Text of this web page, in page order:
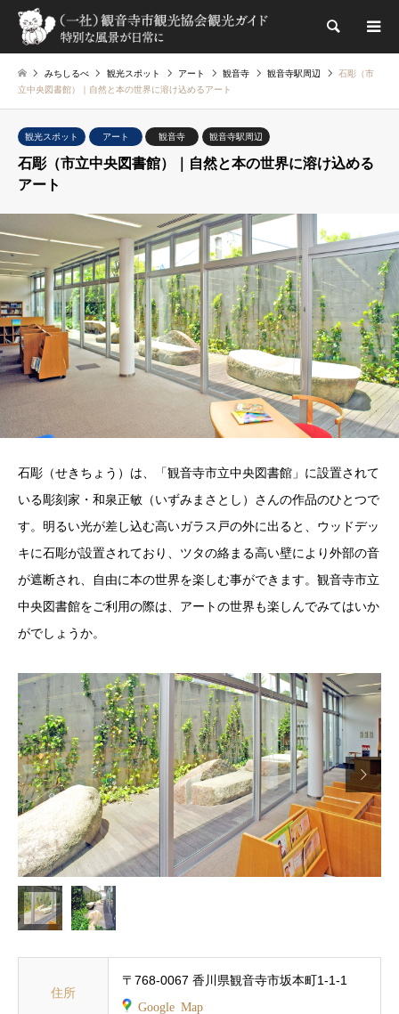
検索
みちしるべ 観光スポット アート 観音寺 観音寺駅周辺
石彫（市
立中央図書館）｜自然と本の世界に溶け込めるアート
観光スポット アート 観音寺 観音寺駅周辺
石彫（市立中央図書館）｜自然と本の世界に溶け込める
アート
石彫（せきちょう）は、「観音寺市立中央図書館」に設置されて
いる彫刻家・和泉正敏（いずみまさとし）さんの作品のひとつで
す。明るい光が差し込む高いガラス戸の外に出ると、ウッドデッ
キに石彫が設置されており、ツタの絡まる高い壁により外部の音
が遮断され、自由に本の世界を楽しむ事ができます。観音寺市立
中央図書館をご利用の際は、アートの世界も楽しんでみてはいか
がでしょうか。

住所
〒768-0067 香川県観音寺市坂本町1-1-1
Google Map